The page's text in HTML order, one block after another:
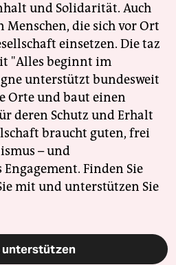
und Solidarität. Auch
die sich vor Ort
einsetzen. Die taz
"Alles beginnt im
unterstützt bundesweit
Orte und baut einen
deren Schutz und Erhalt
braucht guten, frei
– und
Finden Sie
mit und unterstützen Sie